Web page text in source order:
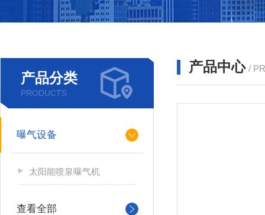
产品分类
PRODUCTS
曝气设备
太阳能喷泉曝气机
查看全部
产品中心 /